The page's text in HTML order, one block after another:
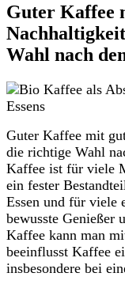
Guter Kaffee
Wahl nach
Guter Kaffee mit
die richtige Wahl
Kaffee ist für viele
ein fester
Essen und für viele
bewusste Genießer
Kaffee kann man
beeinflusst Kaffee
insbesondere bei